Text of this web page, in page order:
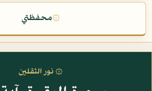
۞محفظتي
۞ نور الثقلين